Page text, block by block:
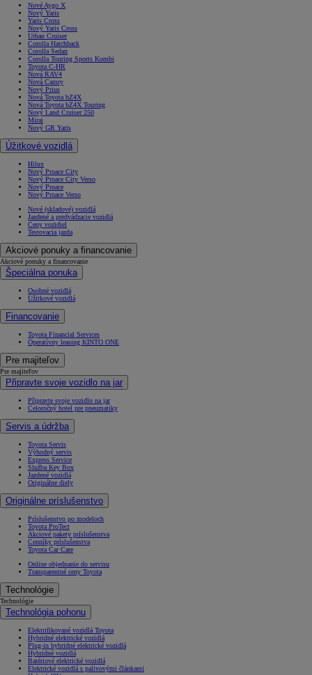
Nové Aygo X
Nový Yaris
Yaris Cross
Nový Yaris Cross
Urban Cruiser
Corolla Hatchback
Corolla Sedan
Corolla Touring Sports Kombi
Toyota C-HR
Nová RAV4
Nová Camry
Nový Prius
Nová Toyota bZ4X
Nová Toyota bZ4X Touring
Nový Land Cruiser 250
Mirai
Nový GR Yaris
Úžitkové vozidlá
Hilux
Nový Proace City
Nový Proace City Verso
Nový Proace
Nový Proace Verso
Nové (skladové) vozidlá
Jazdené a predvádzacie vozidlá
Ceny vozidiel
Testovacia jazda
Akciové ponuky a financovanie
Akciové ponuky a financovanie
Špeciálna ponuka
Osobné vozidlá
Úžitkové vozidlá
Financovanie
Toyota Financial Services
Operatívny leasing KINTO ONE
Pre majiteľov
Pre majiteľov
Připravte svoje vozidlo na jar
Připravte svoje vozidlo na jar
Celoročný hotel pre pneumatiky
Servis a údržba
Toyota Servis
Výhodný servis
Express Service
Služba Key Box
Jazdené vozidlá
Originálne diely
Originálne príslušenstvo
Príslušenstvo po modeloch
Toyota ProTect
Akciové pakety príslušenstva
Cenníky príslušenstva
Toyota Car Care
Online objednanie do servisu
Transparentné ceny Toyota
Technológie
Technológie
Technológia pohonu
Elektrifikované vozidlá Toyota
Hybridné elektrické vozidlá
Plug-in hybridné elektrické vozidlá
Hybridné vozidlá
Batériové elektrické vozidlá
Elektrické vozidlá s palivovými článkami